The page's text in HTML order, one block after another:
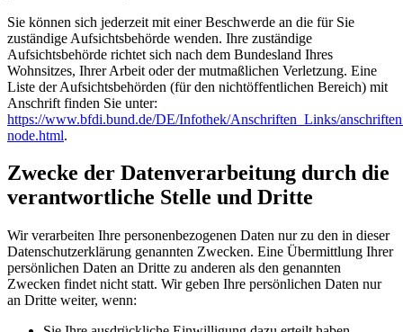
Sie können sich jederzeit mit einer Beschwerde an die für Sie
zuständige Aufsichtsbehörde wenden. Ihre zuständige
Aufsichtsbehörde richtet sich nach dem Bundesland Ihres
Wohnsitzes, Ihrer Arbeit oder der mutmaßlichen Verletzung. Eine
Liste der Aufsichtsbehörden (für den nichtöffentlichen Bereich) mit
Anschrift finden Sie unter:
https://www.bfdi.bund.de/DE/Infothek/Anschriften_Links/
node.html.
Zwecke der Datenverarbeitung durch die
verantwortliche Stelle und Dritte
Wir verarbeiten Ihre personenbezogenen Daten nur zu den in dieser
Datenschutzerklärung genannten Zwecken. Eine Übermittlung Ihrer
persönlichen Daten an Dritte zu anderen als den genannten
Zwecken findet nicht statt. Wir geben Ihre persönlichen Daten nur
an Dritte weiter, wenn: